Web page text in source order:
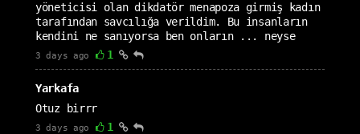
yöneticisi olan dikdatör menapoza girmiş kadın
tarafından savcılığa verildim. Bu insanların
kendini ne sanıyorsa ben onların ... neyse
3 days ago 1
Yarkafa
Otuz birrr
3 days ago 1